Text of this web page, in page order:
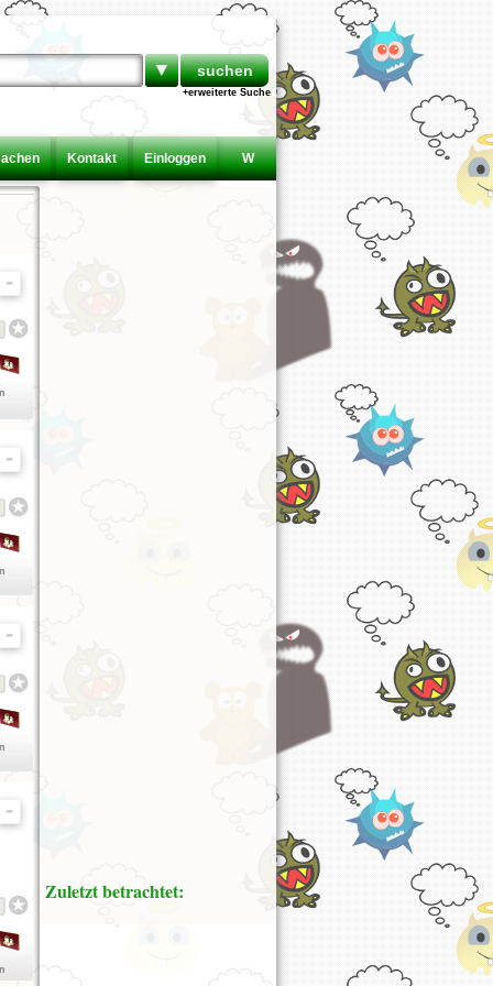
▼
+erweiterte Suche
Kontakt Einloggen W
Zuletzt betrachtet: